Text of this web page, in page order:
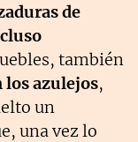
de
también
los azulejos,
un
una vez lo